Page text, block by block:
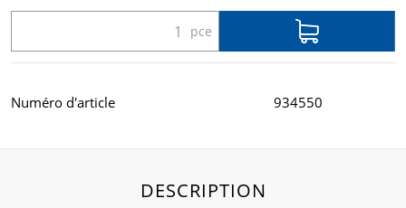
Numéro d'article 934550
DESCRIPTION